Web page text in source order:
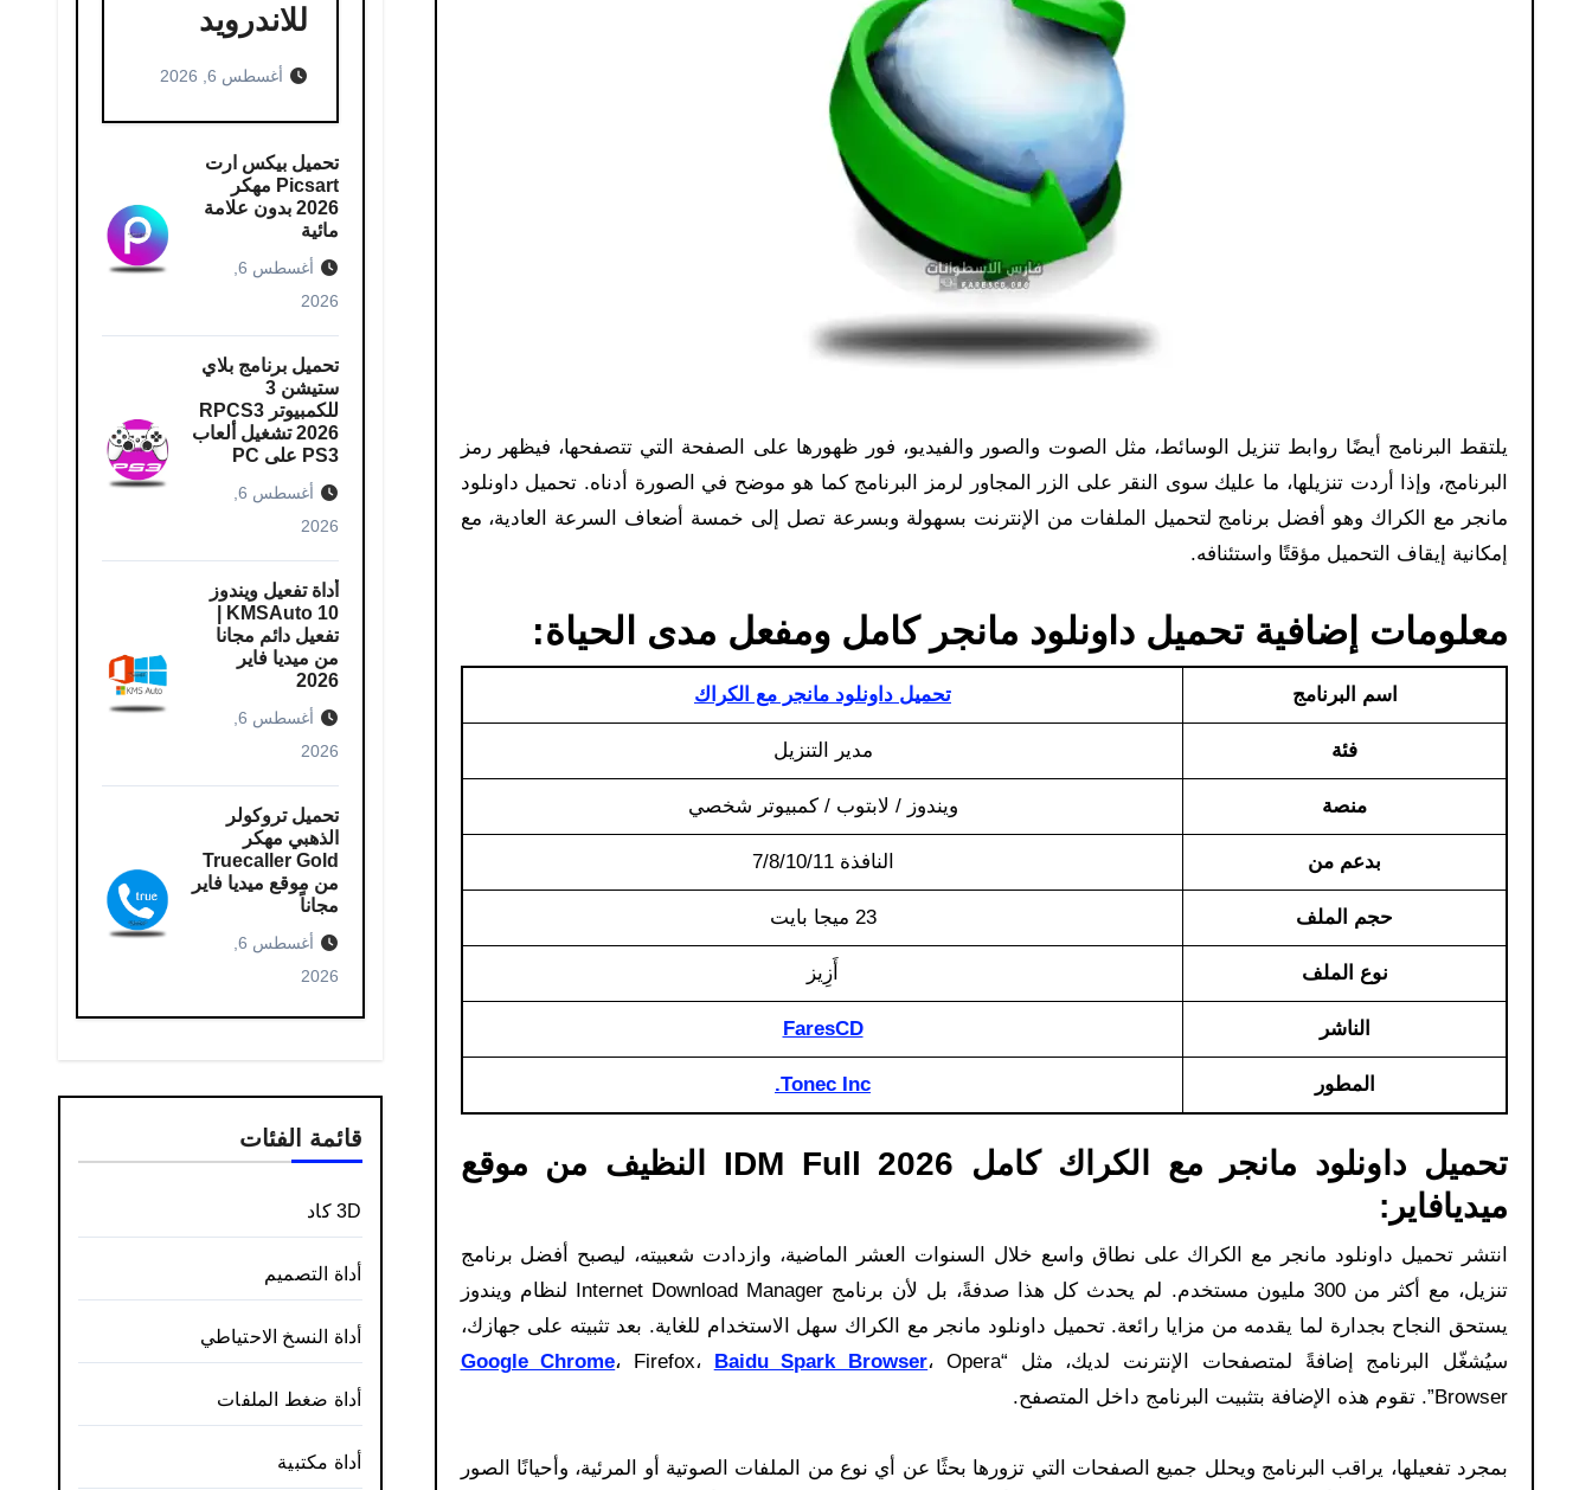
يلتقط البرنامج أيضًا روابط تنزيل الوسائط، مثل الصوت والصور والفيديو، فور ظهورها على الصفحة التي تتصفحها، فيظهر رمز
البرنامج، وإذا أردت تنزيلها، ما عليك سوى النقر على الزر المجاور لرمز البرنامج كما هو موضح في الصورة أدناه. تحميل داونلود
مانجر مع الكراك وهو أفضل برنامج لتحميل الملفات من الإنترنت بسهولة وبسرعة تصل إلى خمسة أضعاف السرعة العادية، مع
إمكانية إيقاف التحميل مؤقتًا واستئنافه.
معلومات إضافية تحميل داونلود مانجر كامل ومفعل مدى الحياة:
اسم البرنامج تحميل داونلود مانجر مع الكراك
فئة مدير التنزيل
منصة ويندوز / لابتوب / كمبيوتر شخصي
بدعم من النافذة 7/8/10/11
حجم الملف 23 ميجا بايت
نوع الملف أَزِيز
الناشر FaresCD
المطور Tonec Inc.
تحميل داونلود مانجر مع الكراك كامل 2026 IDM Full النظيف من موقع
ميديافاير:
انتشر تحميل داونلود مانجر مع الكراك على نطاق واسع خلال السنوات العشر الماضية، وازدادت شعبيته، ليصبح أفضل برنامج
تنزيل، مع أكثر من 300 مليون مستخدم. لم يحدث كل هذا صدفةً، بل لأن برنامج Internet Download Manager لنظام ويندوز
يستحق النجاح بجدارة لما يقدمه من مزايا رائعة. تحميل داونلود مانجر مع الكراك سهل الاستخدام للغاية. بعد تثبيته على جهازك،
سيُشغّل البرنامج إضافةً لمتصفحات الإنترنت لديك، مثل “
Google Chrome، Firefox، Baidu Spark Browser، Opera
Browser”. تقوم هذه الإضافة بتثبيت البرنامج داخل المتصفح.
بمجرد تفعيلها، يراقب البرنامج ويحلل جميع الصفحات التي تزورها بحثًا عن أي نوع من الملفات الصوتية أو المرئية، وأحيانًا الصور
للاندرويد
أغسطس 6, 2026
تحميل بيكس ارت
Picsart مهكر
2026 بدون علامة
مائية
2026
تحميل برنامج بلاي
ستيشن 3
للكمبيوتر RPCS3
2026 تشغيل ألعاب
PS3 على PC
2026
أداة تفعيل ويندوز
تفعيل دائم مجانا
من ميديا فاير
2026
2026
تحميل تروكولر
الذهبي مهكر
Truecaller Gold
من موقع ميديا فاير
مجاناً
2026
قائمة الفئات
3D كاد
أداة التصميم
أداة النسخ الاحتياطي
أداة ضغط الملفات
أداة مكتبية